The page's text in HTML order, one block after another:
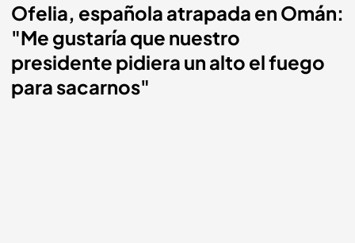
Ofelia, española atrapada en Omán:
"Me gustaría que nuestro
presidente pidiera un alto el fuego
para sacarnos"